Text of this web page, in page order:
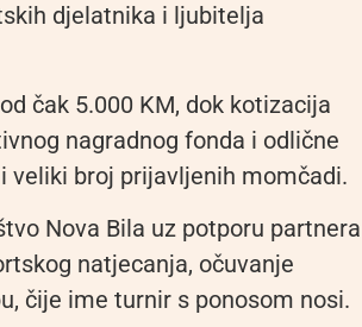
djelatnika i ljubitelja
čak 5.000 KM, dok kotizacija
nagradnog fonda i odlične
veliki broj prijavljenih momčadi.
Nova Bila uz potporu partnera
natjecanja, očuvanje
čije ime turnir s ponosom nosi.